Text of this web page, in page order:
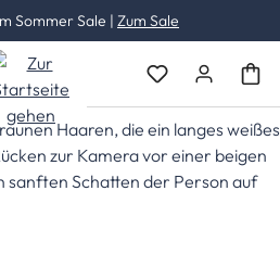
Sommer Sale | Zum Sale
Du hast 0